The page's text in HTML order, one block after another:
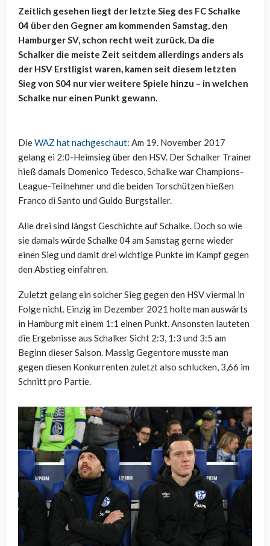
Zeitlich gesehen liegt der letzte Sieg des FC Schalke
04 über den Gegner am kommenden Samstag, den
Hamburger SV, schon recht weit zurück. Da die
Schalker die meiste Zeit seitdem allerdings anders als
der HSV Erstligist waren, kamen seit diesem letzten
Sieg von S04 nur vier weitere Spiele hinzu – in welchen
Schalke nur einen Punkt gewann.
DieWAZ hat nachgeschaut: Am 19. November 2017
gelang ei 2:0-Heimsieg über den HSV. Der Schalker Trainer
hieß damals Domenico Tedesco, Schalke war Champions-
League-Teilnehmer und die beiden Torschützen hießen
Franco di Santo und Guido Burgstaller.
Alle drei sind längst Geschichte auf Schalke. Doch so wie
sie damals würde Schalke 04 am Samstag gerne wieder
einen Sieg und damit drei wichtige Punkte im Kampf gegen
den Abstieg einfahren.
Zuletzt gelang ein solcher Sieg gegen den HSV viermal in
Folge nicht. Einzig im Dezember 2021 holte man auswärts
in Hamburg mit einem 1:1 einen Punkt. Ansonsten lauteten
die Ergebnisse aus Schalker Sicht 2:3, 1:3 und 3:5 am
Beginn dieser Saison. Massig Gegentore musste man
gegen diesen Konkurrenten zuletzt also schlucken, 3,66 im
Schnitt pro Partie.